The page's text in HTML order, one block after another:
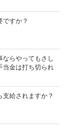
ですか？
ならやってもさし
当金は打ち切られ
給されますか？